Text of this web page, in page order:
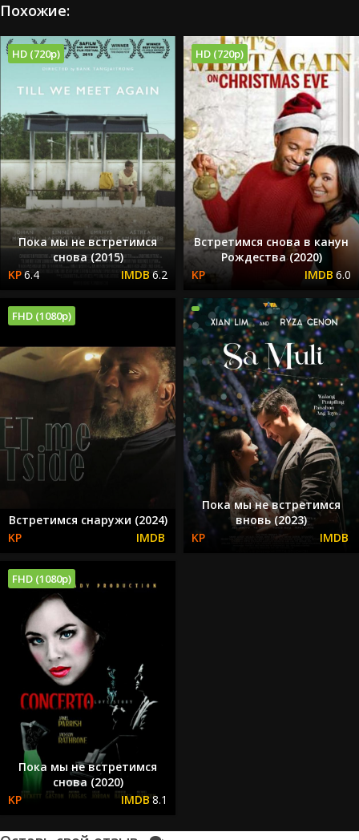
Похожие:
HD (720p)
Пока мы не встретимся
снова (2015)
6.4
6.2
HD (720p)
Встретимся снова в канун
Рождества (2020)
6.0
FHD (1080p)
Встретимся снаружи (2024)
Пока мы не встретимся
вновь (2023)
FHD (1080p)
Пока мы не встретимся
снова (2020)
8.1